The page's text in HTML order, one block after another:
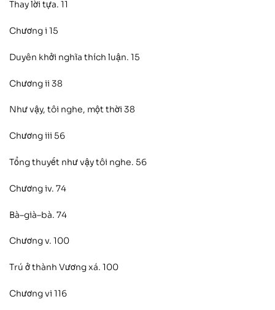
Thay lời tựa. 11
Chương i 15
Duyên khởi nghĩa thích luận. 15
Chương ii 38
Như vậy, tôi nghe, một thời 38
Chương iii 56
Tổng thuyết như vậy tôi nghe. 56
Chương iv. 74
Bà–già–bà. 74
Chương v. 100
Trú ở thành Vương xá. 100
Chương vi 116